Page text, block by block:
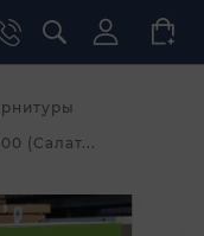
(Салат...